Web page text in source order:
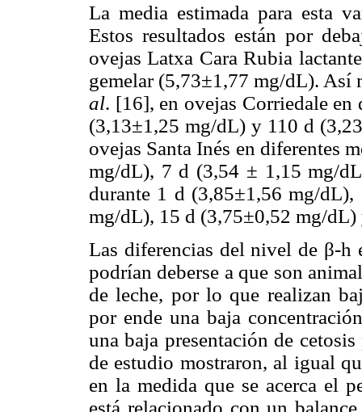
La media estimada para esta
Estos resultados están por
ovejas Latxa Cara Rubia
gemelar (5,73±1,77 mg/dL). Así
al. [16], en ovejas Corriedale en
(3,13±1,25 mg/dL) y 110 d
ovejas Santa Inés en diferentes
mg/dL), 7 d (3,54 ± 1,15 mg/
durante 1 d (3,85±1,56 mg/
mg/dL), 15 d (3,75±0,52 mg/
Las diferencias del nivel de β-h
podrían deberse a que son
de leche, por lo que realizan
por ende una baja
una baja presentación de
de estudio mostraron, al igual
en la medida que se acerca el
está relacionado con un